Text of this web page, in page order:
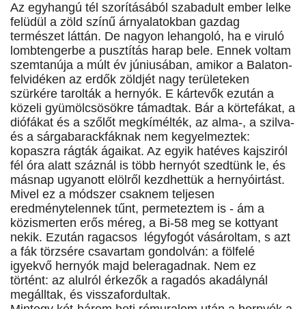
Az egyhangú tél szorításából szabadult ember lelke
felüdül a zöld színű árnyalatokban gazdag
természet láttán. De nagyon lehangoló, ha e viruló
lombtengerbe a pusztítás harap bele. Ennek voltam
szemtanúja a múlt év júniusában, amikor a Balaton-
felvidéken az erdők zöldjét nagy területeken
szürkére tarolták a hernyók. E kártevők ezután a
közeli gyümölcsösökre támadtak. Bár a körtefákat, a
diófákat és a szőlőt megkímélték, az alma-, a szilva-
és a sárgabarackfáknak nem kegyelmeztek:
kopaszra rágták ágaikat. Az egyik hatéves kajsziról
fél óra alatt száznál is több hernyót szedtünk le, és
másnap ugyanott elölről kezdhettük a hernyóirtást.
Mivel ez a módszer csaknem teljesen
eredménytelennek tűnt, permeteztem is - ám a
közismerten erős méreg, a Bi-58 meg se kottyant
nekik. Ezután ragacsos légyfogót vásároltam, s azt
a fák törzsére csavartam gondolván: a fölfelé
igyekvő hernyók majd beleragadnak. Nem ez
történt: az alulról érkezők a ragadós akadálynál
megálltak, és visszafordultak.